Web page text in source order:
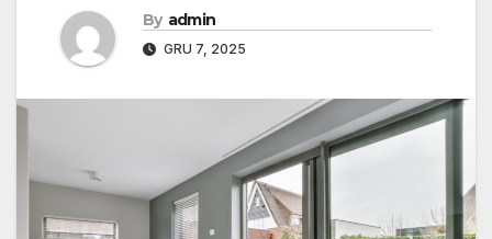
By admin
GRU 7, 2025